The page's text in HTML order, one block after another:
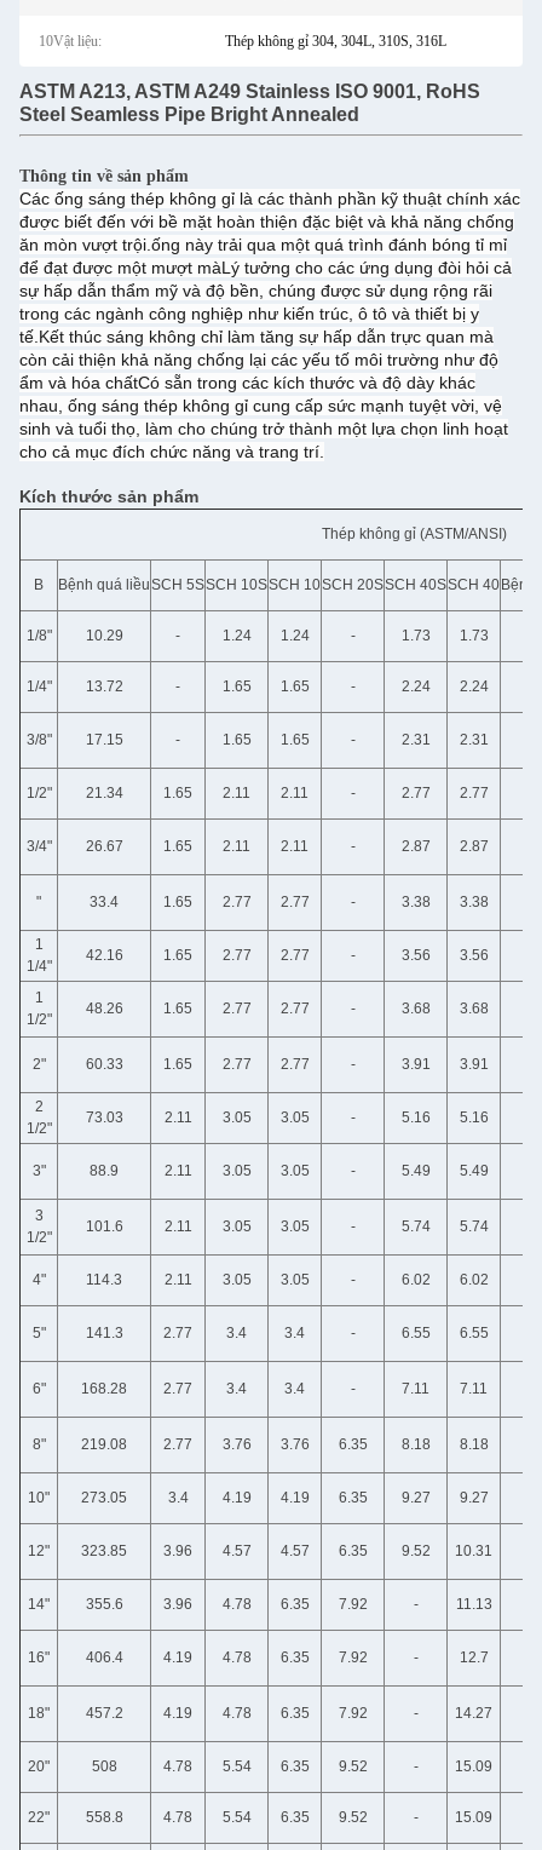
10Vật liệu: Thép không gỉ 304, 304L, 310S, 316L
ASTM A213, ASTM A249 Stainless ISO 9001, RoHS
Steel Seamless Pipe Bright Annealed
Thông tin về sản phẩm
Các ống sáng thép không gỉ là các thành phần kỹ thuật chính xác
được biết đến với bề mặt hoàn thiện đặc biệt và khả năng chống
ăn mòn vượt trội.ống này trải qua một quá trình đánh bóng tỉ mỉ
để đạt được một mượt màLý tưởng cho các ứng dụng đòi hỏi cả
sự hấp dẫn thẩm mỹ và độ bền, chúng được sử dụng rộng rãi
trong các ngành công nghiệp như kiến trúc, ô tô và thiết bị y
tế.Kết thúc sáng không chỉ làm tăng sự hấp dẫn trực quan mà
còn cải thiện khả năng chống lại các yếu tố môi trường như độ
ẩm và hóa chấtCó sẵn trong các kích thước và độ dày khác
nhau, ống sáng thép không gỉ cung cấp sức mạnh tuyệt vời, vệ
sinh và tuổi thọ, làm cho chúng trở thành một lựa chọn linh hoạt
cho cả mục đích chức năng và trang trí.
️Kích thước sản phẩm
Thép không gỉ (ASTM/ANSI)
B Bệnh quá liềuSCH 5SSCH 10SSCH 10SCH 20SSCH 40SSCH 40 Bệnh
1/8" 10.29 - 1.24 1.24 - 1.73 1.73
1/4" 13.72 - 1.65 1.65 - 2.24 2.24
3/8" 17.15 - 1.65 1.65 - 2.31 2.31
1/2" 21.34 1.65 2.11 2.11 - 2.77 2.77
3/4" 26.67 1.65 2.11 2.11 - 2.87 2.87
" 33.4 1.65 2.77 2.77 - 3.38 3.38
1
1/4"
42.16 1.65 2.77 2.77 - 3.56 3.56
1
1/2"
48.26 1.65 2.77 2.77 - 3.68 3.68
2" 60.33 1.65 2.77 2.77 - 3.91 3.91
2
1/2"
73.03 2.11 3.05 3.05 - 5.16 5.16
3" 88.9 2.11 3.05 3.05 - 5.49 5.49
3
1/2"
101.6 2.11 3.05 3.05 - 5.74 5.74
4" 114.3 2.11 3.05 3.05 - 6.02 6.02
5" 141.3 2.77 3.4 3.4 - 6.55 6.55
6" 168.28 2.77 3.4 3.4 - 7.11 7.11
8" 219.08 2.77 3.76 3.76 6.35 8.18 8.18
10" 273.05 3.4 4.19 4.19 6.35 9.27 9.27
12" 323.85 3.96 4.57 4.57 6.35 9.52 10.31
14" 355.6 3.96 4.78 6.35 7.92 - 11.13
16" 406.4 4.19 4.78 6.35 7.92 - 12.7
18" 457.2 4.19 4.78 6.35 7.92 - 14.27
20" 508 4.78 5.54 6.35 9.52 - 15.09
22" 558.8 4.78 5.54 6.35 9.52 - 15.09